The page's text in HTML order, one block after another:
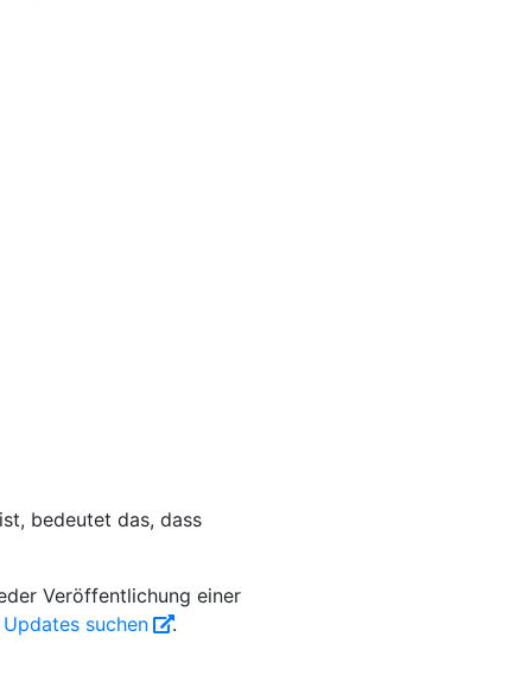
bedeutet das, dass
Veröffentlichung einer
suchen
.